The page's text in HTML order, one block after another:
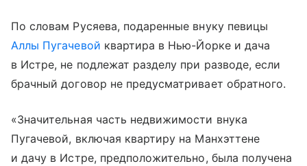
По словам Русяева, подаренные внуку певицы
Аллы Пугачевой квартира в Нью-Йорке и дача
в Истре, не подлежат разделу при разводе, если
брачный договор не предусматривает обратного.
«Значительная часть недвижимости внука
Пугачевой, включая квартиру на Манхэттене
и дачу в Истре, предположительно, была получена